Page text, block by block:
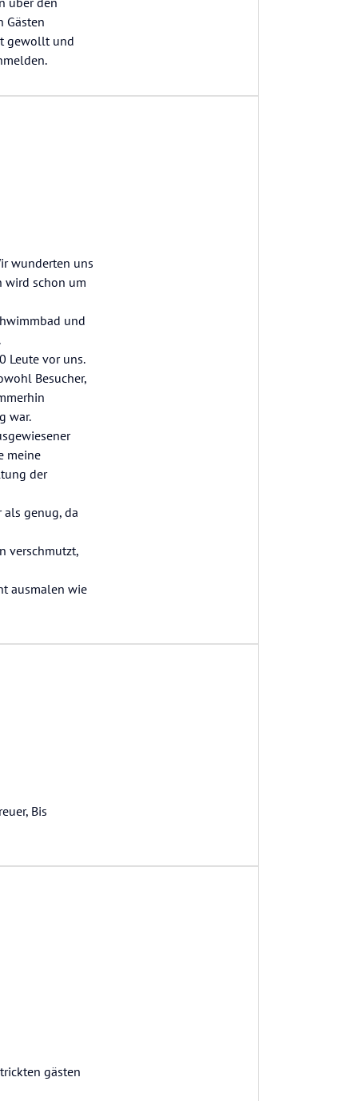
Gästen
gewollt und
wunderten uns
wird schon um
und
Leute vor uns.
Besucher,
war.
meine
der
genug, da
verschmutzt,
ausmalen wie
Bis
gästen